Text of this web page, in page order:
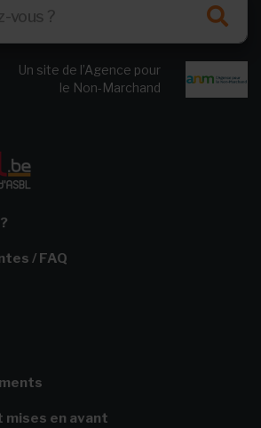
Un site de l’Agence pour
le Non-Marchand
/ FAQ
mises en avant